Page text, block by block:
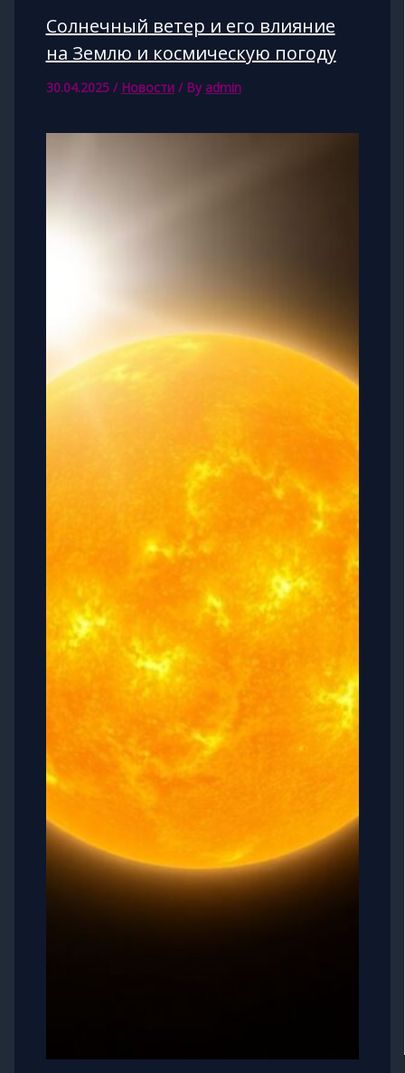
Солнечный ветер и его влияние
на Землю и космическую погоду
30.04.2025 / Новости/ By admin